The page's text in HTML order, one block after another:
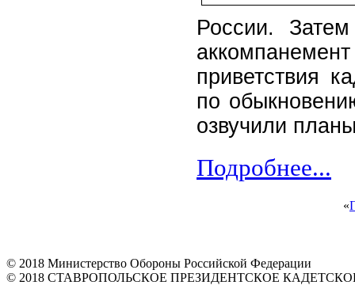
России.
приветствия
по
озвучили
Подробнее...
«
© 2018 Министерство Обороны Российской Федерации
© 2018 СТАВРОПОЛЬСКОЕ ПРЕЗИДЕНТСКОЕ